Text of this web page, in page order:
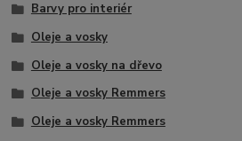
Barvy pro interiér
Oleje a vosky
Oleje a vosky na dřevo
Oleje a vosky Remmers
Oleje a vosky Remmers